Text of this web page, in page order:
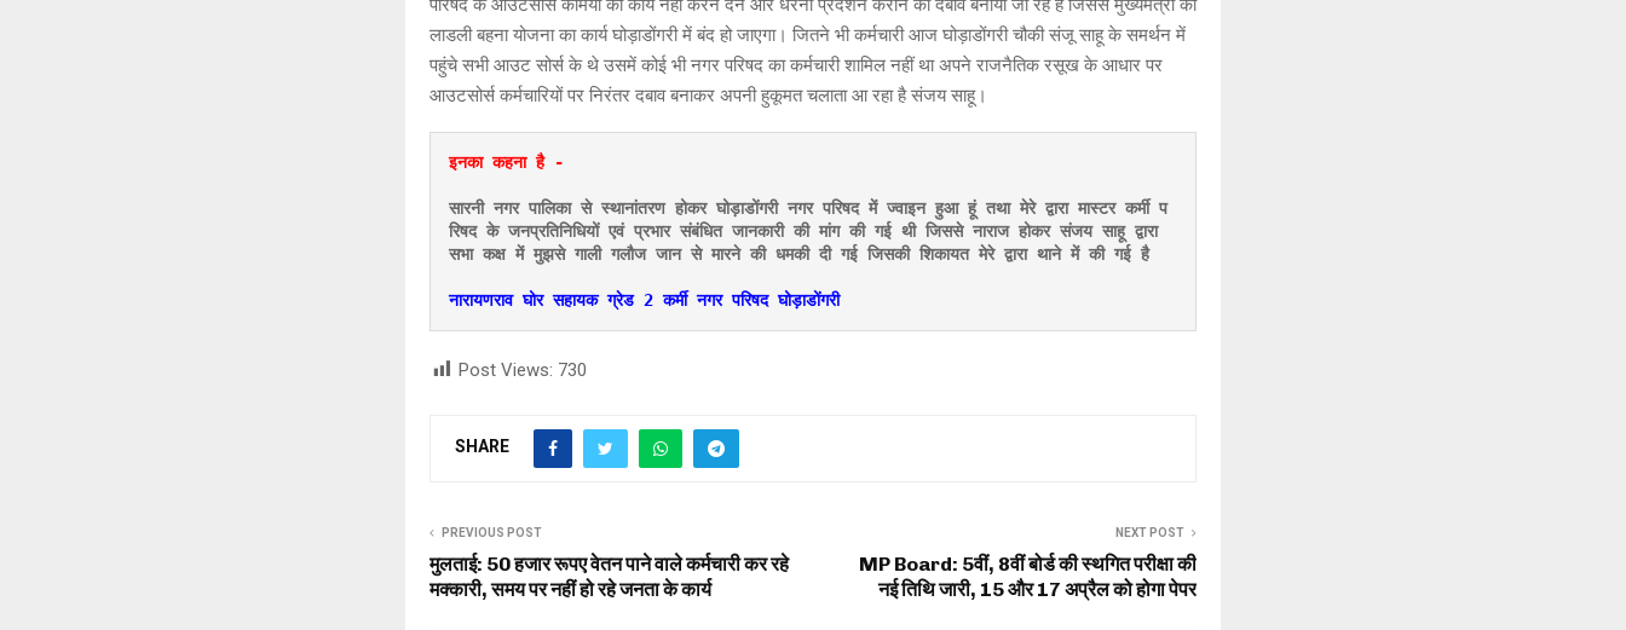
परिषद के आउटसोर्स कर्मियों को कार्य नहीं करने देने और धरना प्रदर्शन कराने का दबाव बनाया जा रहै हैं जिससे मुख्यमंत्री की
लाडली बहना योजना का कार्य घोड़ाडोंगरी में बंद हो जाएगा। जितने भी कर्मचारी आज घोड़ाडोंगरी चौकी संजू साहू के समर्थन में
पहुंचे सभी आउट सोर्स के थे उसमें कोई भी नगर परिषद का कर्मचारी शामिल नहीं था अपने राजनैतिक रसूख के आधार पर
आउटसोर्स कर्मचारियों पर निरंतर दबाव बनाकर अपनी हुकूमत चलाता आ रहा है संजय साहू।
इनका कहना है -
सारनी नगर पालिका से स्थानांतरण होकर घोड़ाडोंगरी नगर परिषद में ज्वाइन हुआ हूं तथा मेरे द्वारा मास्टर कर्मी प
रिषद के जनप्रतिनिधियों एवं प्रभार संबंधित जानकारी की मांग की गई थी जिससे नाराज होकर संजय साहू द्वारा
सभा कक्ष में मुझसे गाली गलौज जान से मारने की धमकी दी गई जिसकी शिकायत मेरे द्वारा थाने में की गई है
नारायणराव घोर सहायक ग्रेड 2 कर्मी नगर परिषद घोड़ाडोंगरी
Post Views: 730
SHARE
PREVIOUS POST
मुलताई: 50 हजार रूपए वेतन पाने वाले कर्मचारी कर रहे
मक्कारी, समय पर नहीं हो रहे जनता के कार्य
NEXT POST
MP Board: 5वीं, 8वीं बोर्ड की स्थगित परीक्षा की
नई तिथि जारी, 15 और 17 अप्रैल को होगा पेपर